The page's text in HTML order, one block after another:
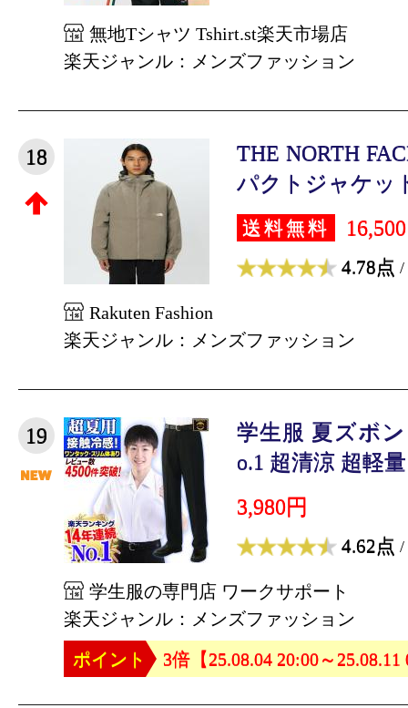
無地Tシャツ Tshirt.st楽天市場店
楽天ジャンル：メンズファッション
18
THE NORTH
パクトジャケッ
送料無料
4.78点 /
Rakuten Fashion
楽天ジャンル：メンズファッション
19
学生服 夏ズボ
o.1 超清涼 超軽
3,980円
4.62点 /
学生服の専門店 ワークサポート
楽天ジャンル：メンズファッション
ポイント
3倍【25.08.04 20:00～25.08.11